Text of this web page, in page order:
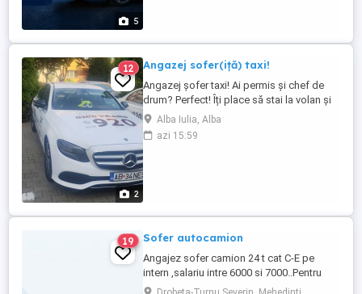
5
2
12 Angazej sofer(iță) taxi!
Angazej șofer taxi! Ai permis și chef de
drum? Perfect! Îți place să stai la volan și
să asculți povești? Super! Vrei bani în
buzunar și libertate în program? Atunci
locul tău e cu noi! Oferim: mașini puse la
Alba Iulia, Alba
azi 15:59
19 Sofer autocamion
Angajez sofer camion 24 t cat C-E pe
intern ,salariu intre 6000 si 7000..Pentru
mai multe detalii sunati la telefon.